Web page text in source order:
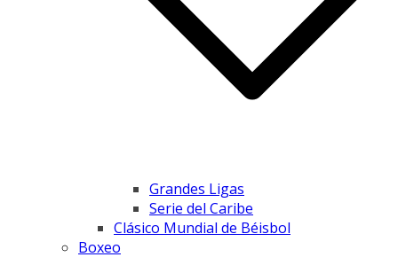
Grandes Ligas
Serie del Caribe
Clásico Mundial de Béisbol
Boxeo